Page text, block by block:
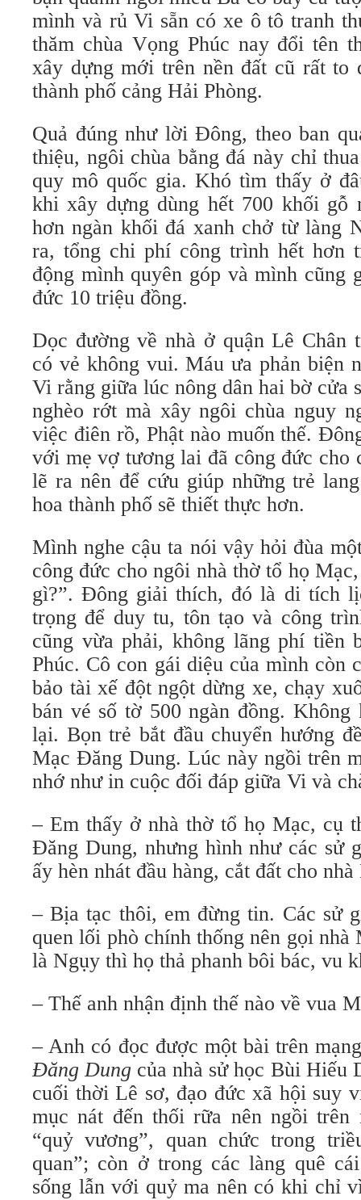
mình và rủ Vi sẵn có xe ô tô tranh
thăm chùa Vọng Phúc nay đổi tên
xây dựng mới trên nền đất cũ rất to
thành phố cảng Hải Phòng.
Quả đúng như lời Đông, theo ban
thiệu, ngôi chùa bằng đá này chỉ
quy mô quốc gia. Khó tìm thấy ở
khi xây dựng dùng hết 700 khối gỗ
hơn ngàn khối đá xanh chở từ làng
ra, tổng chi phí công trình hết hơn
động mình quyên góp và mình cũng
đức 10 triệu đồng.
Dọc đường về nhà ở quận Lê Chân
có vẻ không vui. Máu ưa phản biện
Vi rằng giữa lúc nông dân hai bờ cửa
nghèo rớt mà xây ngôi chùa nguy
việc điên rồ, Phật nào muốn thế.
với mẹ vợ tương lai đã công đức cho
lẽ ra nên để cứu giúp những trẻ
hoa thành phố sẽ thiết thực hơn.
Mình nghe cậu ta nói vậy hỏi đùa
công đức cho ngôi nhà thờ tổ họ
gì?”. Đông giải thích, đó là di tích
trọng để duy tu, tôn tạo và công
cũng vừa phải, không lãng phí tiền
Phúc. Cô con gái diệu của mình còn
bảo tài xế đột ngột dừng xe, chạy
bán vé số tờ 500 ngàn đồng.
lại. Bọn trẻ bắt đầu chuyển hướng
Mạc Đăng Dung. Lúc này ngồi trên
nhớ như in cuộc đối đáp giữa Vi và
– Em thấy ở nhà thờ tổ họ Mạc, cụ
Đăng Dung, nhưng hình như các sử
ấy hèn nhát đầu hàng, cắt đất cho
– Bịa tạc thôi, em đừng tin. Các sử
quen lối phò chính thống nên gọi
là Ngụy thì họ thả phanh bôi bác, vu
– Thế anh nhận định thế nào về vua
– Anh có đọc được một bài trên
Đăng Dung của nhà sử học Bùi Hiếu
cuối thời Lê sơ, đạo đức xã hội suy
mục nát đến thối rữa nên ngồi
“quỷ vương”, quan chức trong
quan”; còn ở trong các làng quê
sống lẫn với quỷ ma nên có khi chỉ